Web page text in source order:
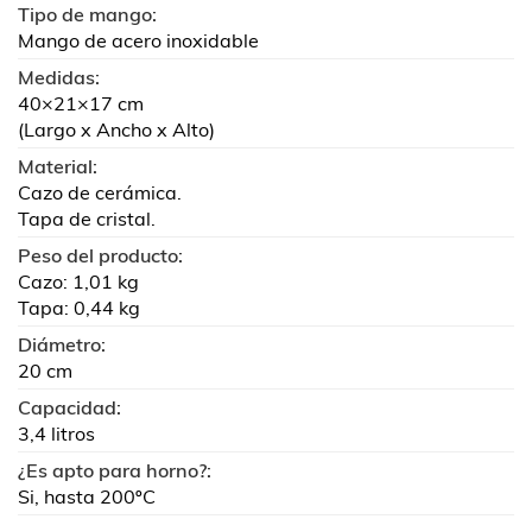
Tipo de mango:
Mango de acero inoxidable
Medidas:
40×21×17 cm
(Largo x Ancho x Alto)
Material:
Cazo de cerámica.
Tapa de cristal.
Peso del producto:
Cazo: 1,01 kg
Tapa: 0,44 kg
Diámetro:
20 cm
Capacidad:
3,4 litros
¿Es apto para horno?:
Si, hasta 200ºC